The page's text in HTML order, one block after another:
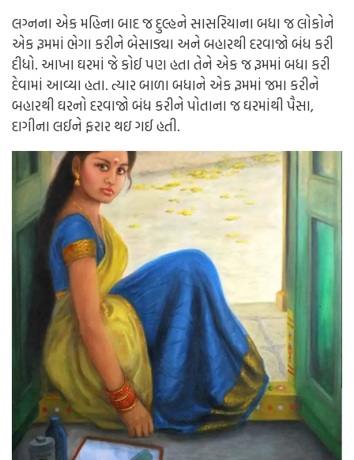
લગ્નના એક મહિના બાદ જ દુલ્હને સાસરિયાના બધા જ લોકોને
એક રૂમમાં ભેગા કરીને બેસાડ્યા અને બહારથી દરવાજો બંધ કરી
દીધો. આખા ઘરમાં જે કોઈ પણ હતા તેને એક જ રૂમમાં બધા કરી
દેવામાં આવ્યા હતા. ત્યાર બાળા બધાને એક રૂમમાં જમા કરીને
બહારથી ઘરનો દરવાજો બંધ કરીને પોતાના જ ઘરમાંથી પૈસા,
દાગીના લઈને ફરાર થઇ ગઈ હતી.